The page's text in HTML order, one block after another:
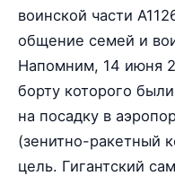
воинской части
общение семей и
Напомним, 14 июня
борту которого
на посадку в
(зенитно-ракетный
цель. Гигантский